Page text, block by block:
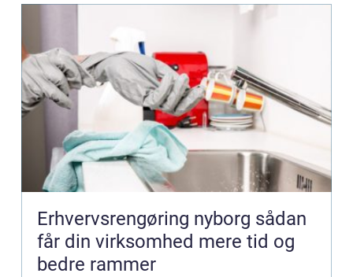
Erhvervsrengøring nyborg sådan
får din virksomhed mere tid og
bedre rammer